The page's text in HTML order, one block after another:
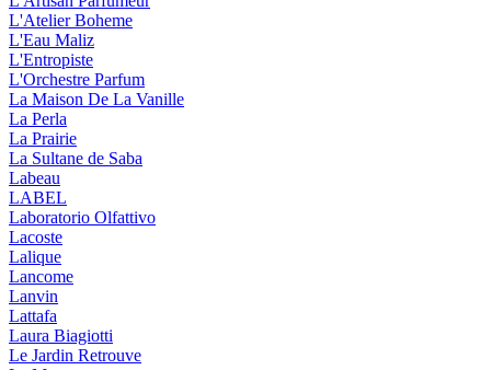
L'Atelier Boheme
L'Eau Maliz
L'Entropiste
L'Orchestre Parfum
La Maison De La Vanille
La Perla
La Prairie
La Sultane de Saba
Labeau
LABEL
Laboratorio Olfattivo
Lacoste
Lalique
Lancome
Lanvin
Lattafa
Laura Biagiotti
Le Jardin Retrouve